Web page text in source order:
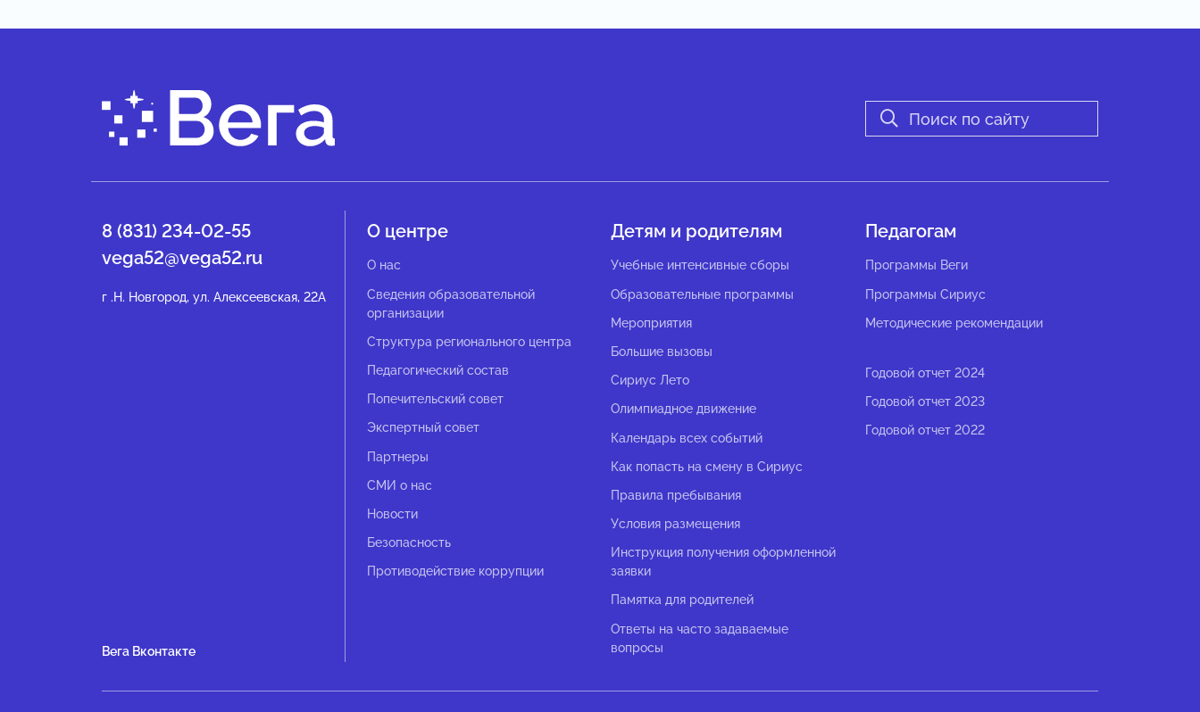
8 (831) 234-02-55
vega52@vega52.ru
г .Н. Новгород, ул. Алексеевская, 22А
Вега Вконтакте
О центре
О нас
Сведения образовательной
организации
Структура регионального центра
Педагогический состав
Попечительский совет
Экспертный совет
Партнеры
СМИ о нас
Новости
Безопасность
Противодействие коррупции
Детям и родителям
Учебные интенсивные сборы
Образовательные программы
Мероприятия
Большие вызовы
Сириус Лето
Олимпиадное движение
Календарь всех событий
Как попасть на смену в Сириус
Правила пребывания
Условия размещения
Инструкция получения оформленной
заявки
Памятка для родителей
Ответы на часто задаваемые
вопросы
Педагогам
Программы Веги
Программы Сириус
Методические рекомендации
Годовой отчет 2024
Годовой отчет 2023
Годовой отчет 2022